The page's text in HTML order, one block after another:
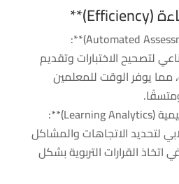
– **التقييم الآلي (Automated Assessment)**:
لتصحيح الاختبارات وتقديم
مما يوفر الوقت للمعلمين
– **تحليل البيانات التعليمية (Learning Analytics)**:
لتحديد الاتجاهات والمشاكل
القرارات التربوية بشكل